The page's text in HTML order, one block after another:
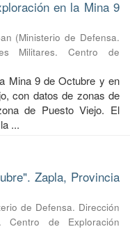
en la Mina 9
(Ministerio de Defensa.
Militares. Centro de
Mina 9 de Octubre y en
con datos de zonas de
de Puesto Viejo. El
...
Zapla, Provincia
de Defensa. Dirección
Centro de Exploración